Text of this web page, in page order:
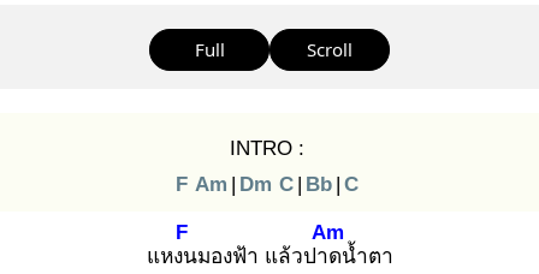
Full Scroll
INTRO :
F Am | Dm C | Bb | C
แหงน
F
มองฟ้า แล้วปาด
Am
น้ำตา